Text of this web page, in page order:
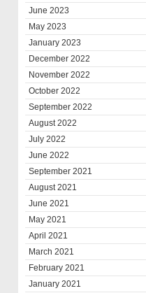
June 2023
May 2023
January 2023
December 2022
November 2022
October 2022
September 2022
August 2022
July 2022
June 2022
September 2021
August 2021
June 2021
May 2021
April 2021
March 2021
February 2021
January 2021